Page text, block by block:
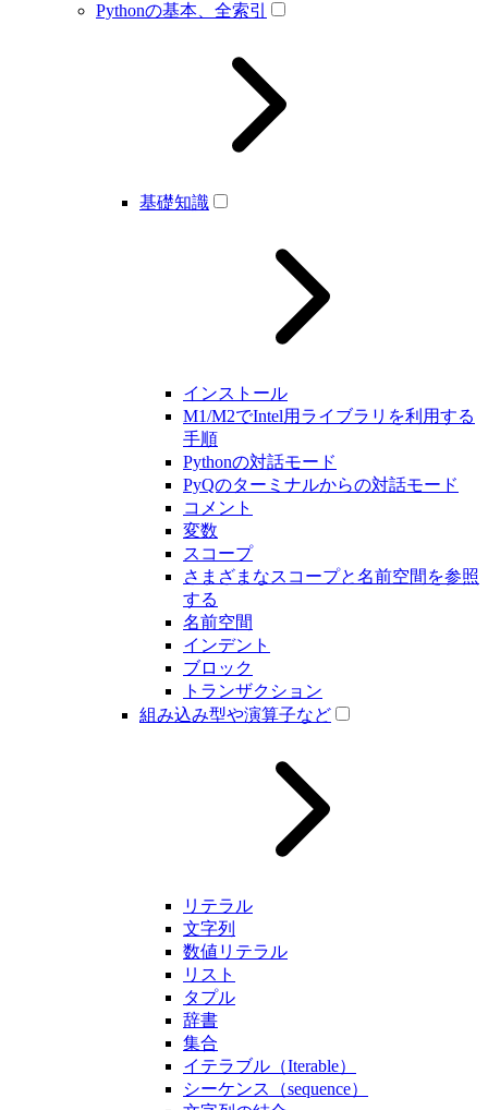
Pythonの基本、全索引
基礎知識
インストール
M1/M2でIntel用ライブラリを利用する
手順
Pythonの対話モード
PyQのターミナルからの対話モード
コメント
変数
スコープ
さまざまなスコープと名前空間を参照
する
名前空間
インデント
ブロック
トランザクション
組み込み型や演算子など
リテラル
文字列
数値リテラル
リスト
タプル
辞書
集合
イテラブル（Iterable）
シーケンス（sequence）